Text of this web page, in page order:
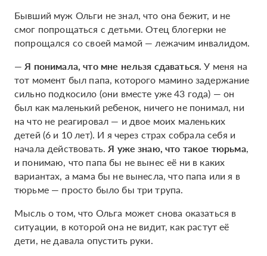
Бывший муж Ольги не знал, что она бежит, и не
смог попрощаться с детьми. Отец блогерки не
попрощался со своей мамой — лежачим инвалидом.
—Я понимала, что мне нельзя сдаваться. У меня на
тот момент был папа, которого мамино задержание
сильно подкосило (они вместе уже 43 года) — он
был как маленький ребенок, ничего не понимал, ни
на что не реагировал — и двое моих маленьких
детей (6 и 10 лет). И я через страх собрала себя и
начала действовать.Я уже знаю, что такое тюрьма,
и понимаю, что папа бы не вынес её ни в каких
вариантах, а мама бы не вынесла, что папа или я в
тюрьме — просто было бы три трупа.
Мысль о том, что Ольга может снова оказаться в
ситуации, в которой она не видит, как растут её
дети, не давала опустить руки.